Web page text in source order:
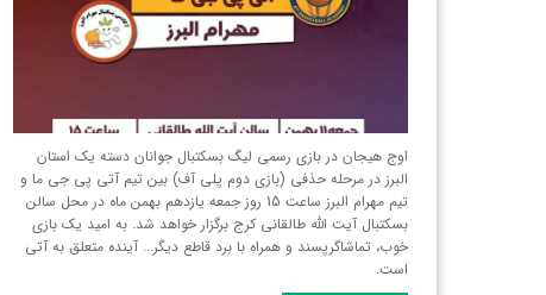
اوج هیجان در بازی رسمی لیگ بسکتبال جوانان دسته یک استان
البرز‌ در مرحله حذفی (بازی دوم پلی آف) بین تیم آتی پی جی ما و
تیم مهرام البرز ساعت 15 روز جمعه یازدهم بهمن ماه در محل سالن
بسکتبال آیت الله طالقانی کرج برگزار خواهد شد. به امید یک بازی
خوب، تماشاگرپسند و همراه با برد قاطع دیگر... آینده متعلق به آتی
است.